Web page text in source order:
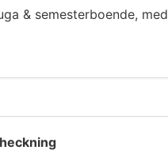
& semesterboende, med